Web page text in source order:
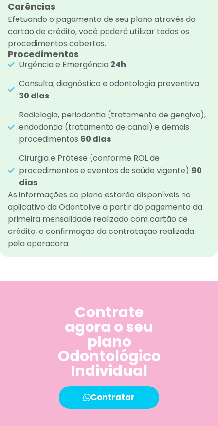
Carências
Efetuando o pagamento de seu plano através do
cartão de crédito, você poderá utilizar todos os
procedimentos cobertos.
Procedimentos
Urgência e Emergência 24h
Consulta, diagnóstico e odontologia preventiva
30 dias
Radiologia, periodontia (tratamento de gengiva),
endodontia (tratamento de canal) e demais
procedimentos 60 dias
Cirurgia e Prótese (conforme ROL de
procedimentos e eventos de saúde vigente) 90
dias
As informações do plano estarão disponíveis no
aplicativo da Odontolive a partir do pagamento da
primeira mensalidade realizado com cartão de
crédito, e confirmação da contratação realizada
pela operadora.
Contrate
agora o seu
plano
Odontológico
Individual
Contratar